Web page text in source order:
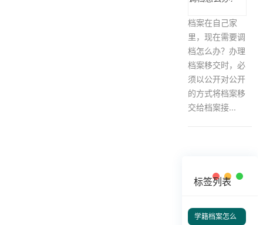
档案在自己家
里，现在需要调
档怎么办？办理
档案移交时，必
须以公开对公开
的方式将档案移
交给档案接...
标签列表
学籍档案怎么